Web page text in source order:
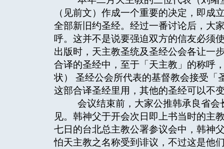
（见前文）作成一个重要的决定，即
全部新旧约圣经。经过一番讨论后，大
呼。这并不是说要强迫双方的信友必须
出版时，天主教圣统及圣经公会各让一
合译的圣经中，至于「天主教」的称呼
状） 圣经公会所代表的基督教会接受「
这部合译圣经里用，其他的圣经可以不
会议结束前，大家公推韩承良省会
见。韩神父于开会次日即上书当时的主
七日的台北总主教公署参议会中，韩神
怕天主教之名称受到诽议，不过这是他